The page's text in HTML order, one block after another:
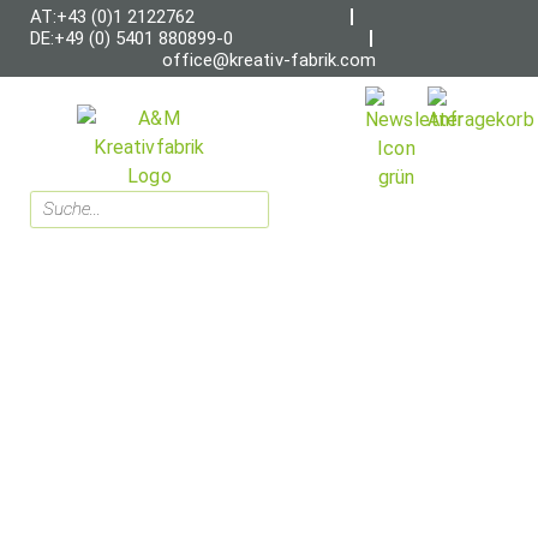
AT:+43 (0)1 2122762
DE:+49 (0) 5401 880899-0
office@kreativ-fabrik.com